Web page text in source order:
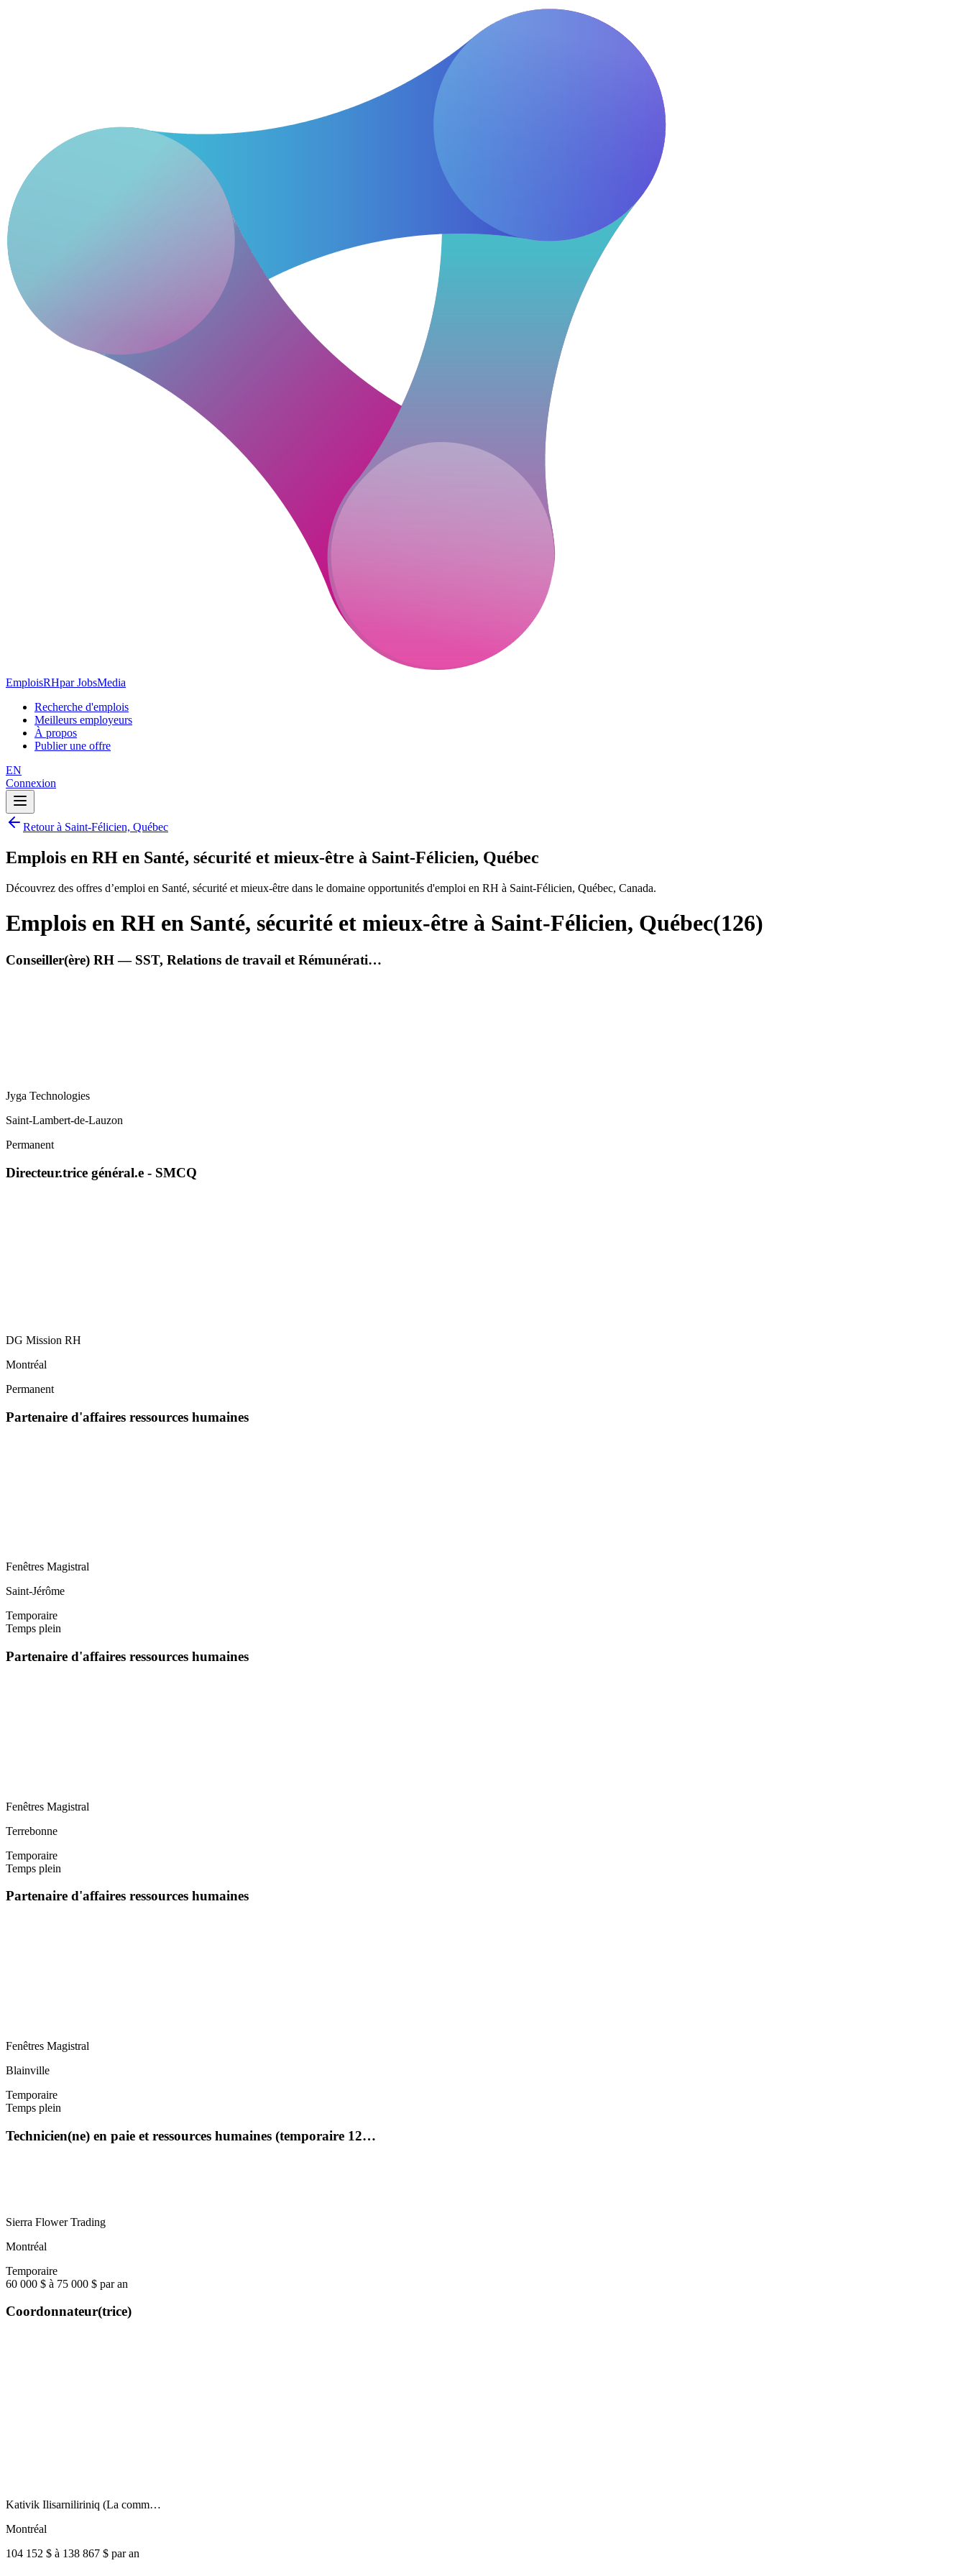
EmploisRHpar JobsMedia
Recherche d'emplois
Meilleurs employeurs
À propos
Publier une offre
EN
Connexion
Retour à Saint-Félicien, Québec
Emplois en RH en Santé, sécurité et mieux-être à Saint-Félicien, Québec
Découvrez des offres d’emploi en Santé, sécurité et mieux-être dans le domaine opportunités d'emploi en RH à Saint-Félicien, Québec, Canada.
Emplois en RH en Santé, sécurité et mieux-être à Saint-Félicien, Québec(126)
Conseiller(ère) RH — SST, Relations de travail et Rémunérati…
Jyga Technologies
Saint-Lambert-de-Lauzon
Permanent
Directeur.trice général.e - SMCQ
DG Mission RH
Montréal
Permanent
Partenaire d'affaires ressources humaines
Fenêtres Magistral
Saint-Jérôme
Temporaire
Temps plein
Partenaire d'affaires ressources humaines
Fenêtres Magistral
Terrebonne
Temporaire
Temps plein
Partenaire d'affaires ressources humaines
Fenêtres Magistral
Blainville
Temporaire
Temps plein
Technicien(ne) en paie et ressources humaines (temporaire 12…
Sierra Flower Trading
Montréal
Temporaire
60 000 $ à 75 000 $ par an
Coordonnateur(trice)
Kativik Ilisarniliriniq (La comm…
Montréal
104 152 $ à 138 867 $ par an